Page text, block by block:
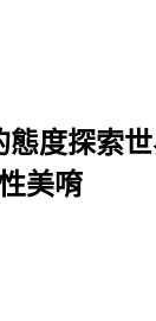
度探索
美唷